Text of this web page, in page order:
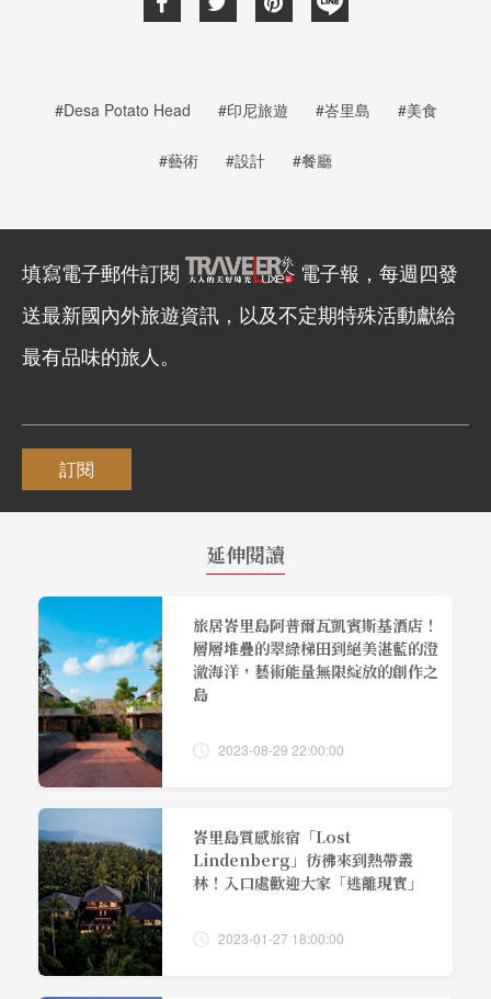
#Desa Potato Head #印尼旅遊 #峇里島 #美食
#藝術 #設計 #餐廳
填寫電子郵件訂閱
電子報，每週四發
送最新國內外旅遊資訊，以及不定期特殊活動獻給
最有品味的旅人。
訂閱
延伸閱讀
旅居峇里島阿普爾瓦凱賓斯基酒店！
層層堆疊的翠綠梯田到絕美湛藍的澄
澈海洋，藝術能量無限綻放的創作之
島
2023-08-29 22:00:00
峇里島質感旅宿「Lost
Lindenberg」彷彿來到熱帶叢
林！入口處歡迎大家「逃離現實」
2023-01-27 18:00:00